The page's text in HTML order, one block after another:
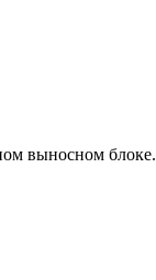
выносном блоке.